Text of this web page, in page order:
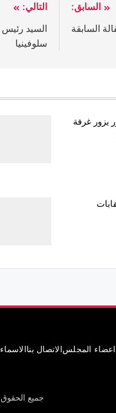
السابق:
السابقة
التالي:
السيد
سلوفينيا
يزور غرفة
اعضاء المجلسالاتصال بنا
جميع الحقوق